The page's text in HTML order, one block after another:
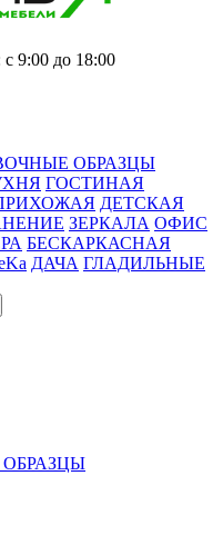
9:00 до 18:00
ОБРАЗЦЫ
ГОСТИНАЯ
ДЕТСКАЯ
ЗЕРКАЛА ОФИС
БЕСКАРКАСНАЯ
ДАЧА ГЛАДИЛЬНЫЕ